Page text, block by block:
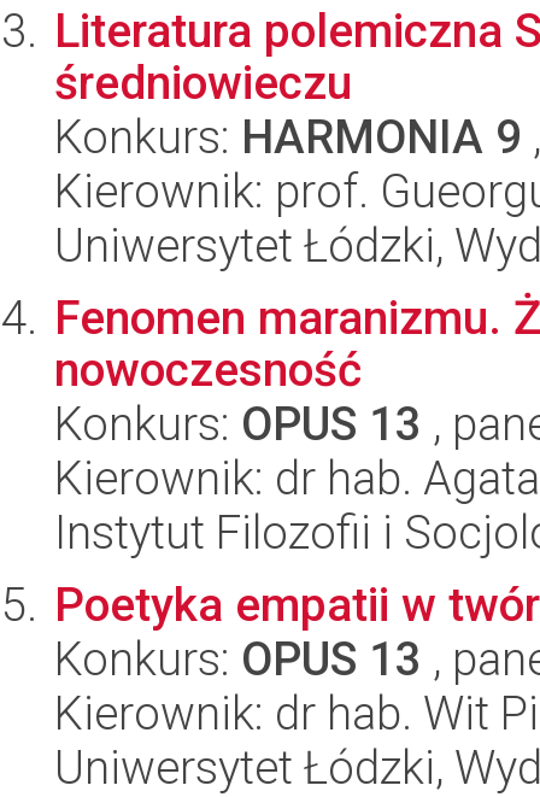
Literatura polemiczna
średniowieczu
Konkurs: HARMONIA 9
Kierownik: prof.
Uniwersytet Łódzki,
Fenomen maranizmu.
nowoczesność
Konkurs: OPUS 13 ,
Kierownik: dr hab.
Instytut Filozofii i
Poetyka empatii w
Konkurs: OPUS 13 ,
Kierownik: dr hab. Wit
Uniwersytet Łódzki,